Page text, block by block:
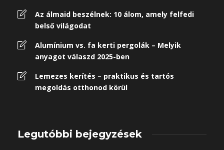
Az álmaid beszélnek: 10 álom, amely felfedi
belső világodat
Alumínium vs. fa kerti pergolák – Melyik
anyagot válaszd 2025-ben
Lemezes kerítés – praktikus és tartós
megoldás otthonod körül
Legutóbbi bejegyzések